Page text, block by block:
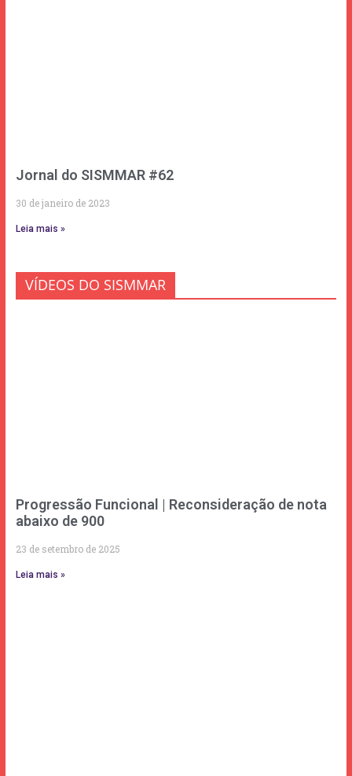
Jornal do SISMMAR #62
30 de janeiro de 2023
Leia mais »
VÍDEOS DO SISMMAR
Progressão Funcional | Reconsideração de nota
abaixo de 900
23 de setembro de 2025
Leia mais »